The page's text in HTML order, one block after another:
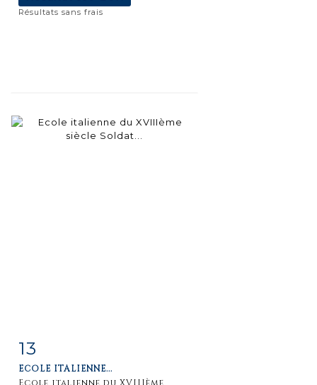
Résultats sans frais
13
ECOLE ITALIENNE...
Ecole italienne du XVIIIème